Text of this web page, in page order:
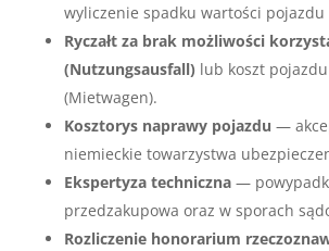
wyliczenie spadku wartości
Ryczałt za brak możliwości
(Nutzungsausfall) lub koszt
(Mietwagen).
Kosztorys naprawy pojazdu —
niemieckie towarzystwa
Ekspertyza techniczna—
przedzakupowa oraz w sporach
Rozliczenie honorarium